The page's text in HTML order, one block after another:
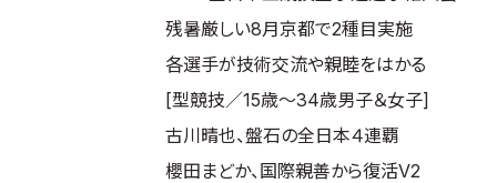
残暑厳しい8月京都で2種目実施
各選手が技術交流や親睦をはかる
[型競技／15歳～34歳男子＆女子]
古川晴也、盤石の全日本４連覇
櫻田まどか、国際親善から復活V2